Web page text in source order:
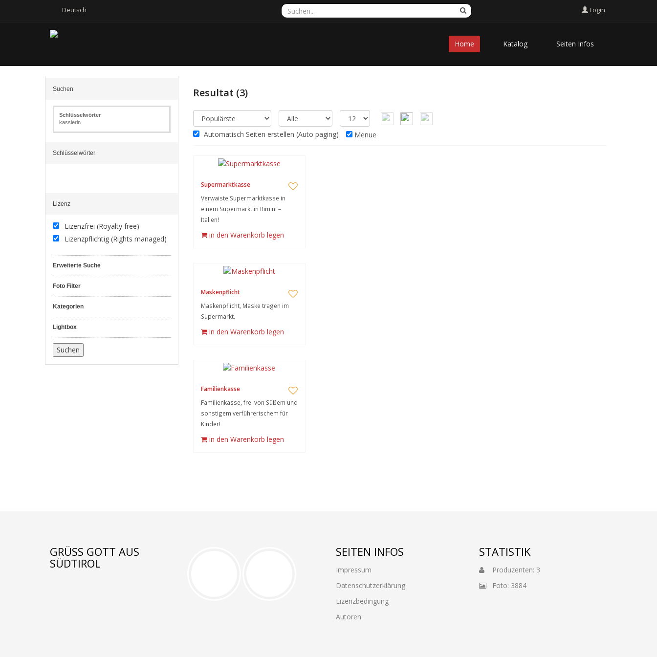
Deutsch Login
Home Katalog Seiten Infos
Suchen
Schlüsselwörter
kassierin
Schlüsselwörter
Lizenz
Lizenzfrei (Royalty free)
Lizenzpflichtig (Rights managed)
Erweiterte Suche
Foto Filter
Kategorien
Lightbox
Resultat (3)
Automatisch Seiten erstellen (Auto paging) Menue
Supermarktkasse
Verwaiste Supermarktkasse in
einem Supermarkt in Rimini –
Italien!
in den Warenkorb legen
Maskenpflicht
Maskenpflicht, Maske tragen im
Supermarkt.
in den Warenkorb legen
Familienkasse
Familienkasse, frei von Süßem und
sonstigem verführerischem für
Kinder!
in den Warenkorb legen
GRÜSS GOTT AUS S
ÜDTIROL
SEITEN INFOS
Impressum
Datenschutzerklärung
Lizenzbedingung
Autoren
STATISTIK
Produzenten: 3
Foto: 3884